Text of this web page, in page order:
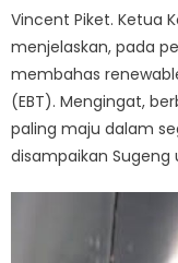
Vincent Piket. Ketua
menjelaskan, pada
membahas
(EBT). Mengingat,
paling maju dalam
disampaikan